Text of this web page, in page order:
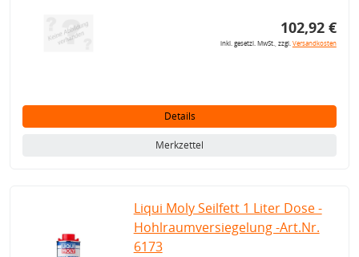
102,92 €
inkl. gesetzl. MwSt., zzgl.Versandkosten
Details
Merkzettel
Liqui Moly Seilfett 1 Liter Dose -
Hohlraumversiegelung -Art.Nr.
6173